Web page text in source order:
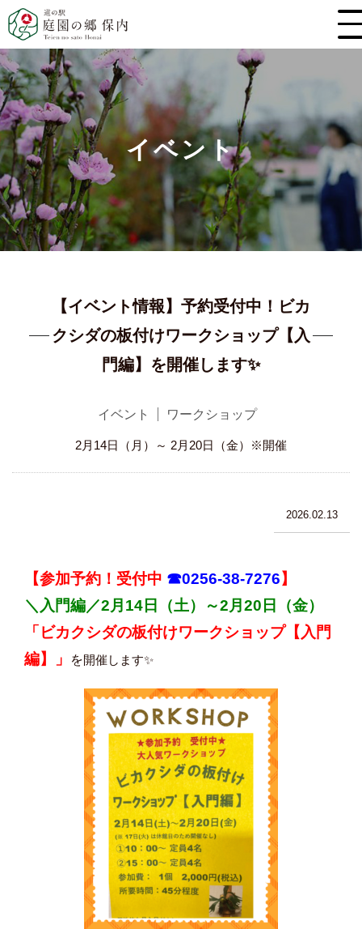
イベント
【イベント情報】予約受付中！ビカ
クシダの板付けワークショップ【入
門編】を開催します✨
イベント ワークショップ
2月14日（月）～ 2月20日（金）※開催
2026.02.13
【参加予約！受付中 ☎0256-38-7276】
＼入門編／2月14日（土）～2月20日（金）
「ビカクシダの板付けワークショップ【入門
編】」
を開催します✨